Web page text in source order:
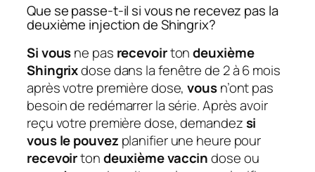
Que se passe-t-il si vous ne recevez pas la
deuxième injection de Shingrix?
Si vousne pas recevoirtondeuxième
Shingrixdose dans la fenêtre de 2 à 6 mois
après votre première dose,vousn’ont pas
besoin de redémarrer la série. Après avoir
reçu votre première dose, demandezsi
vous le pouvez planifier une heure pour
recevoirtondeuxième vaccindose ou